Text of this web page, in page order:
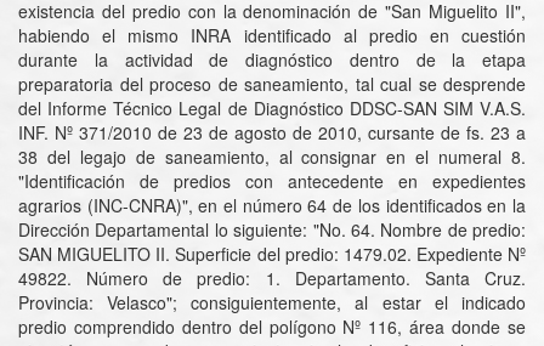
existencia del predio con la denominación de "San Miguelito II",
habiendo el mismo INRA identificado al predio en cuestión
durante la actividad de diagnóstico dentro de la etapa
preparatoria del proceso de saneamiento, tal cual se desprende
del Informe Técnico Legal de Diagnóstico DDSC-SAN SIM V.A.S.
INF. Nº 371/2010 de 23 de agosto de 2010, cursante de fs. 23 a
38 del legajo de saneamiento, al consignar en el numeral 8.
"Identificación de predios con antecedente en expedientes
agrarios (INC-CNRA)", en el número 64 de los identificados en la
Dirección Departamental lo siguiente: "No. 64. Nombre de predio:
SAN MIGUELITO II. Superficie del predio: 1479.02. Expediente Nº
49822. Número de predio: 1. Departamento. Santa Cruz.
Provincia: Velasco"; consiguientemente, al estar el indicado
predio comprendido dentro del polígono Nº 116, área donde se